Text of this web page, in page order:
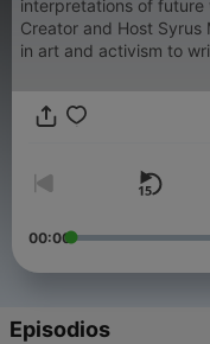
interpretations of future
Creator and Host
in art and activism to
century from now.
and the sacred.
00:00
Episodios